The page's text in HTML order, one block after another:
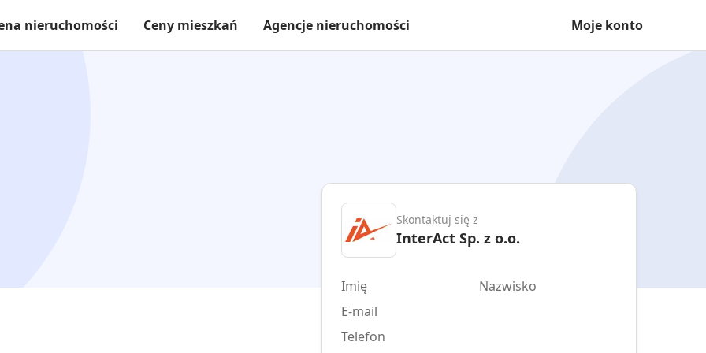
nieruchomości Ceny mieszkań Agencje nieruchomości Moje konto
Skontaktuj się z
InterAct Sp. z o.o.